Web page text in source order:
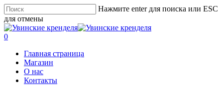
Skip
to
main
content
Нажмите enter для поиска или ESC
для отмены
Close
Search
account
0
Главная страница
Магазин
О нас
Контакты